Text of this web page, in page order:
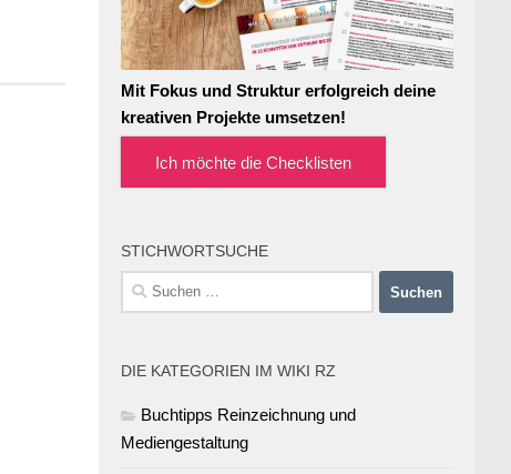
Mit Fokus und Struktur erfolgreich deine
kreativen Projekte umsetzen!
Ich möchte die Checklisten
STICHWORTSUCHE
Suchen
nach:
DIE KATEGORIEN IM WIKI RZ
Buchtipps Reinzeichnung und
Mediengestaltung